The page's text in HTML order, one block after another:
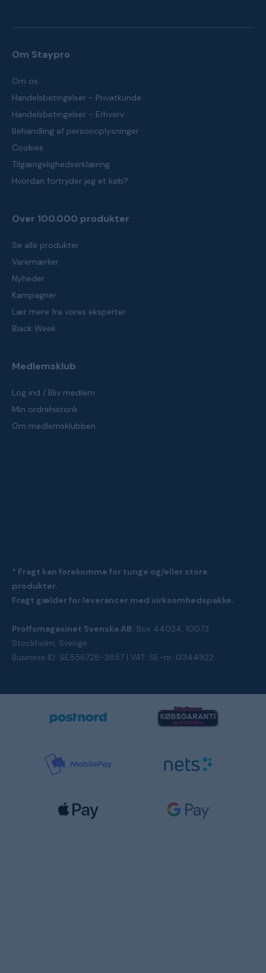
Om Staypro
Om os
Handelsbetingelser - Privatkunde
Handelsbetingelser - Erhverv
Behandling af personoplysninger
Cookies
Tilgængelighedserklæring
Hvordan fortryder jeg et køb?
Over 100.000 produkter
Se alle produkter
Varemærker
Nyheder
Kampagner
Lær mere fra vores eksperter
Black Week
Medlemsklub
Log ind / Bliv medlem
Min ordrehistorik
Om medlemsklubben
* Fragt kan forekomme for tunge og/eller store
produkter.
Fragt gælder for leverancer med virksomhedspakke.
Proffsmagasinet Svenska AB: Box 44024, 10073
Stockholm, Sverige
Business ID: SE556728-3857 | VAT: SE-nr. 13344922